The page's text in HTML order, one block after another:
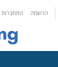
התחברות הרשמה